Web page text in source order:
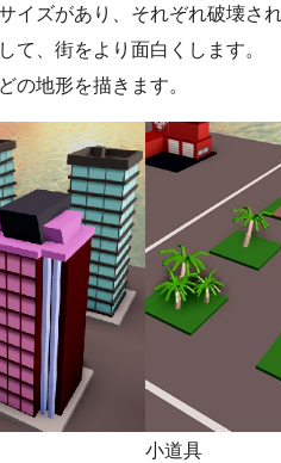
イズがあり、それぞれ破壊さ
て、街をより面白くします。
の地形を描きます。
小道具